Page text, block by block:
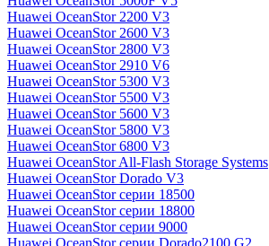
Huawei OceanStor 2200 V3
Huawei OceanStor 2600 V3
Huawei OceanStor 2800 V3
Huawei OceanStor 2910 V6
Huawei OceanStor 5300 V3
Huawei OceanStor 5500 V3
Huawei OceanStor 5600 V3
Huawei OceanStor 5800 V3
Huawei OceanStor 6800 V3
Huawei OceanStor All-Flash Storage Systems
Huawei OceanStor Dorado V3
Huawei OceanStor серии 18500
Huawei OceanStor серии 18800
Huawei OceanStor серии 9000
Huawei OceanStor серии Dorado2100 G2